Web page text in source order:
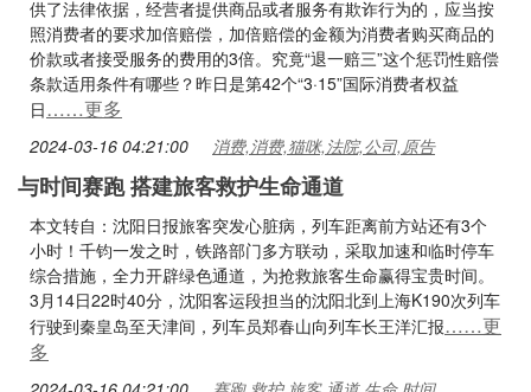
供了法律依据，经营者提供商品或者服务有欺诈行为的，应当按
照消费者的要求加倍赔偿，加倍赔偿的金额为消费者购买商品的
价款或者接受服务的费用的3倍。究竟“退一赔三”这个惩罚性赔偿
条款适用条件有哪些？昨日是第42个“3·15”国际消费者权益
日……更多
2024-03-16 04:21:00 消费,消费,猫咪,法院,公司,原告
与时间赛跑 搭建旅客救护生命通道
本文转自：沈阳日报旅客突发心脏病，列车距离前方站还有3个
小时！千钧一发之时，铁路部门多方联动，采取加速和临时停车
综合措施，全力开辟绿色通道，为抢救旅客生命赢得宝贵时间。
3月14日22时40分，沈阳客运段担当的沈阳北到上海K190次列车
行驶到秦皇岛至天津间，列车员郑春山向列车长王洋汇报……更
多